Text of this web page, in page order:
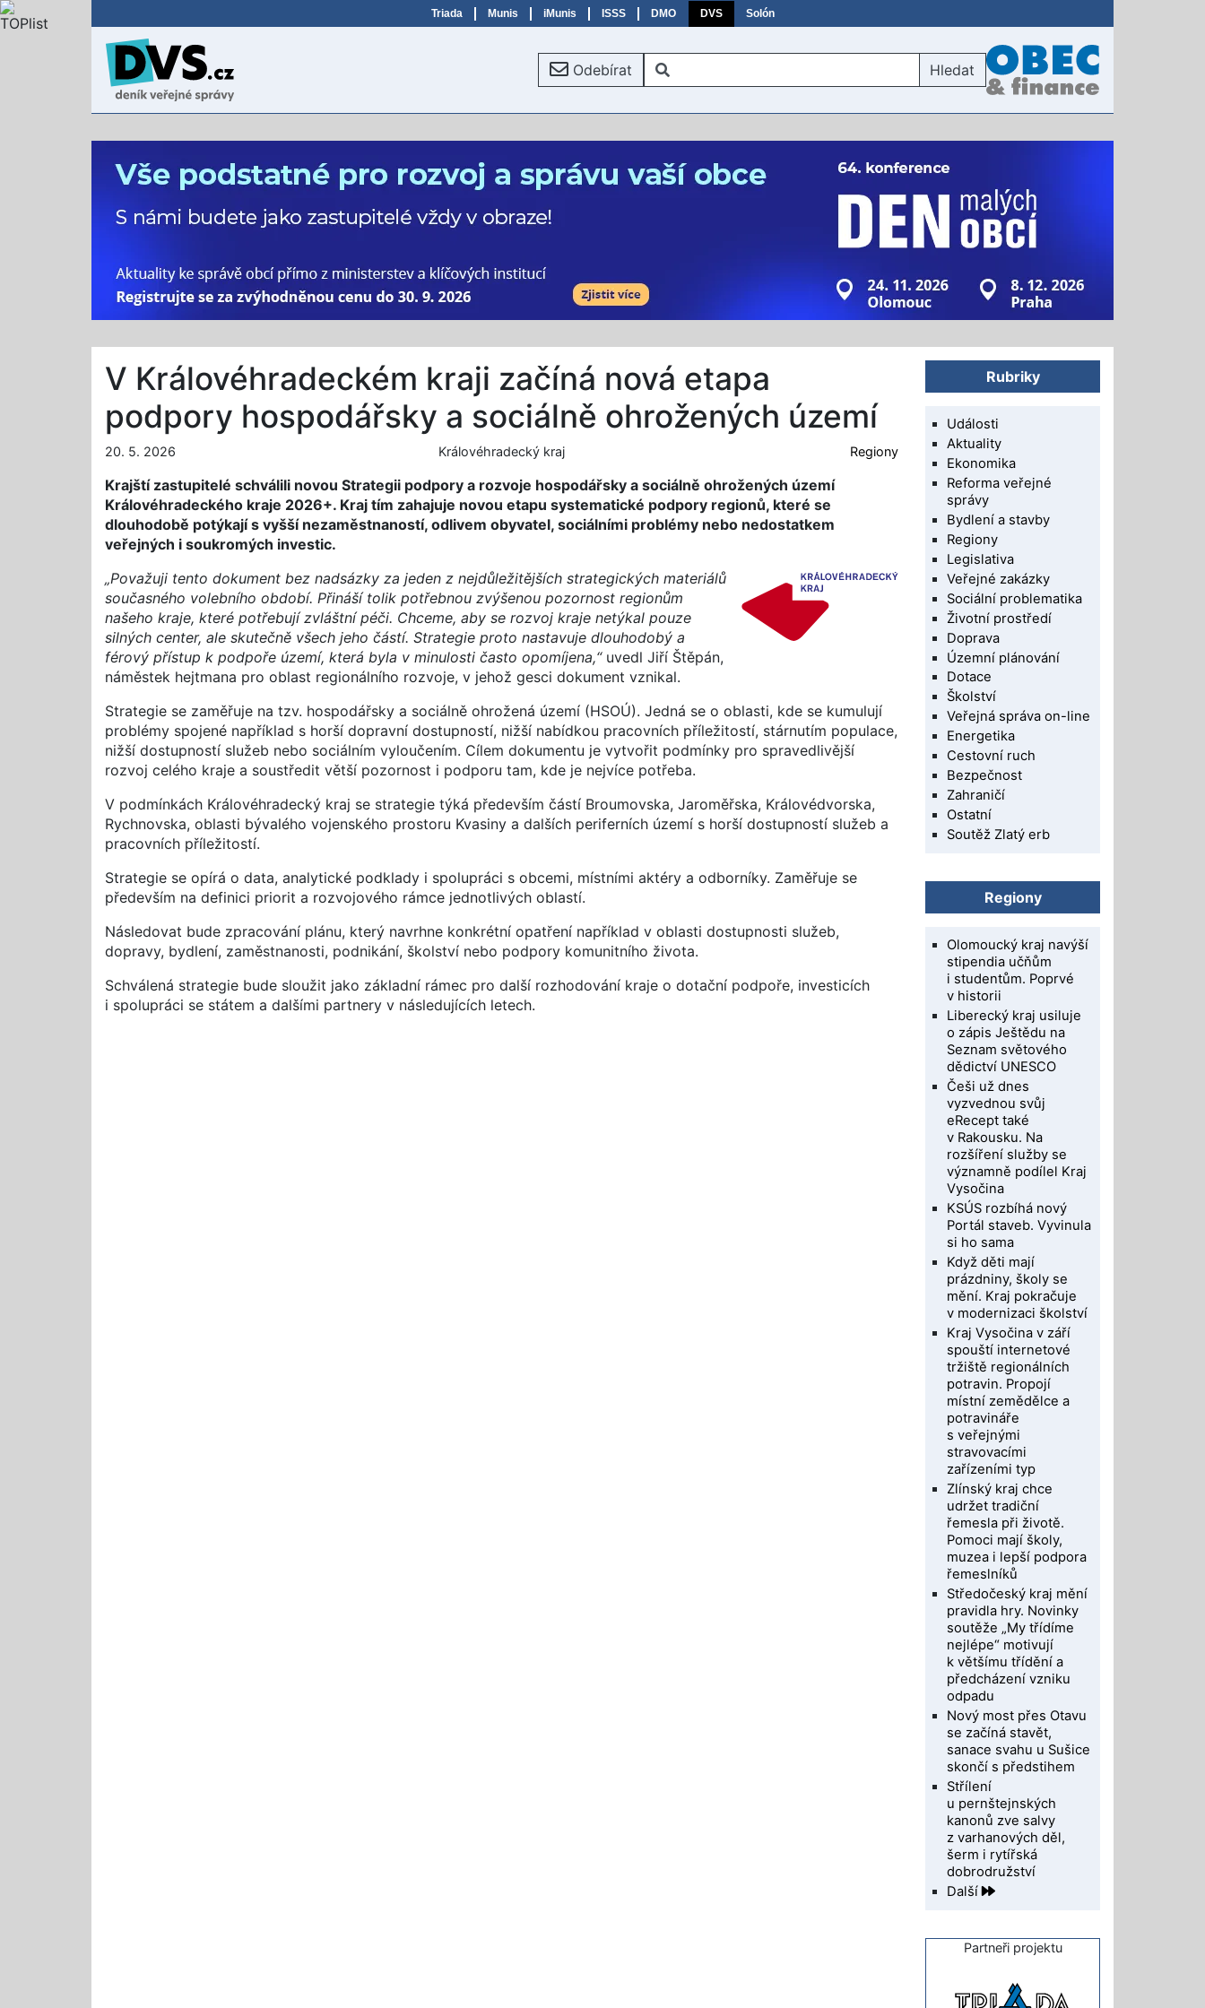
Triada Munis iMunis ISSS DMO DVS Solón
Odebírat Hledat
V Královéhradeckém kraji začíná nová etapa
podpory hospodářsky a sociálně ohrožených území
20. 5. 2026 Královéhradecký kraj Regiony
Krajští zastupitelé schválili novou Strategii podpory a rozvoje hospodářsky a sociálně ohrožených území
Královéhradeckého kraje 2026+. Kraj tím zahajuje novou etapu systematické podpory regionů, které se
dlouhodobě potýkají s vyšší nezaměstnaností, odlivem obyvatel, sociálními problémy nebo nedostatkem
veřejných i soukromých investic.
„Považuji tento dokument bez nadsázky za jeden z nejdůležitějších strategických materiálů
současného volebního období. Přináší tolik potřebnou zvýšenou pozornost regionům
našeho kraje, které potřebují zvláštní péči. Chceme, aby se rozvoj kraje netýkal pouze
silných center, ale skutečně všech jeho částí. Strategie proto nastavuje dlouhodobý a
férový přístup k podpoře území, která byla v minulosti často opomíjena,“uvedl Jiří Štěpán,
náměstek hejtmana pro oblast regionálního rozvoje, v jehož gesci dokument vznikal.
Strategie se zaměřuje na tzv. hospodářsky a sociálně ohrožená území (HSOÚ). Jedná se o oblasti, kde se kumulují
problémy spojené například s horší dopravní dostupností, nižší nabídkou pracovních příležitostí, stárnutím populace,
nižší dostupností služeb nebo sociálním vyloučením. Cílem dokumentu je vytvořit podmínky pro spravedlivější
rozvoj celého kraje a soustředit větší pozornost i podporu tam, kde je nejvíce potřeba.
V podmínkách Královéhradecký kraj se strategie týká především částí Broumovska, Jaroměřska, Královédvorska,
Rychnovska, oblasti bývalého vojenského prostoru Kvasiny a dalších periferních území s horší dostupností služeb a
pracovních příležitostí.
Strategie se opírá o data, analytické podklady i spolupráci s obcemi, místními aktéry a odborníky. Zaměřuje se
především na definici priorit a rozvojového rámce jednotlivých oblastí.
Následovat bude zpracování plánu, který navrhne konkrétní opatření například v oblasti dostupnosti služeb,
dopravy, bydlení, zaměstnanosti, podnikání, školství nebo podpory komunitního života.
Schválená strategie bude sloužit jako základní rámec pro další rozhodování kraje o dotační podpoře, investicích
i spolupráci se státem a dalšími partnery v následujících letech.
Rubriky
Události
Aktuality
Ekonomika
Reforma veřejné
správy
Bydlení a stavby
Regiony
Legislativa
Veřejné zakázky
Sociální problematika
Životní prostředí
Doprava
Územní plánování
Dotace
Školství
Veřejná správa on-line
Energetika
Cestovní ruch
Bezpečnost
Zahraničí
Ostatní
Soutěž Zlatý erb
Regiony
Olomoucký kraj navýší
stipendia učňům
i studentům. Poprvé
v historii
Liberecký kraj usiluje
o zápis Ještědu na
Seznam světového
dědictví UNESCO
Češi už dnes
vyzvednou svůj
eRecept také
v Rakousku. Na
rozšíření služby se
významně podílel Kraj
Vysočina
KSÚS rozbíhá nový
Portál staveb. Vyvinula
si ho sama
Když děti mají
prázdniny, školy se
mění. Kraj pokračuje
v modernizaci školství
Kraj Vysočina v září
spouští internetové
tržiště regionálních
potravin. Propojí
místní zemědělce a
potravináře
s veřejnými
stravovacími
zařízeními typ
Zlínský kraj chce
udržet tradiční
řemesla při životě.
Pomoci mají školy,
muzea i lepší podpora
řemeslníků
Středočeský kraj mění
pravidla hry. Novinky
soutěže „My třídíme
nejlépe“ motivují
k většímu třídění a
předcházení vzniku
odpadu
Nový most přes Otavu
se začíná stavět,
sanace svahu u Sušice
skončí s předstihem
Střílení
u pernštejnských
kanonů zve salvy
z varhanových děl,
šerm i rytířská
dobrodružství
Další
Partneři projektu